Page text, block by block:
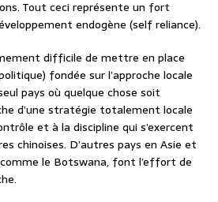
Tout ceci représente un fort
endogène (self reliance).
difficile de mettre en place
fondée sur l’approche locale
pays où quelque chose soit
d’une stratégie totalement locale
et à la discipline qui s’exercent
chinoises. D’autres pays en Asie et
le Botswana, font l’effort de